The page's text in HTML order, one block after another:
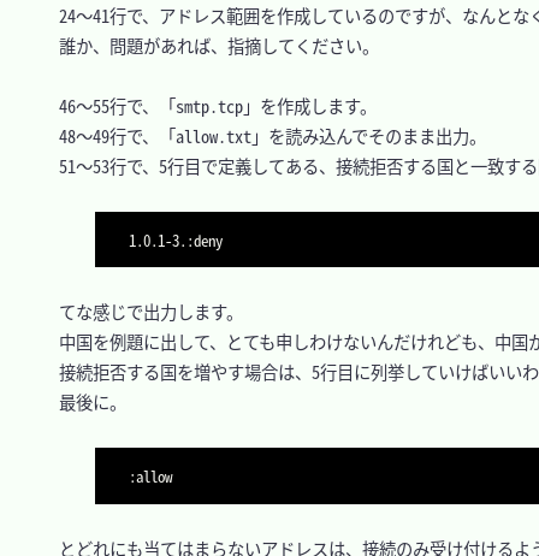
24～41行で、アドレス範囲を作成しているのですが、なんと
誰か、問題があれば、指摘してください。
46～55行で、「smtp.tcp」を作成します。
48～49行で、「allow.txt」を読み込んでそのまま出力。
51～53行で、5行目で定義してある、接続拒否する国と一致す
1.0.1-3.:deny
てな感じで出力します。
中国を例題に出して、とても申しわけないんだけれども、中国
接続拒否する国を増やす場合は、5行目に列挙していけばいいわ
最後に。
:allow
とどれにも当てはまらないアドレスは、接続のみ受け付けるよ